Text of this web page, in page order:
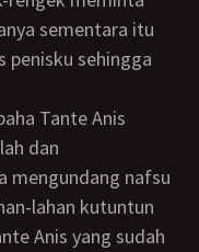
sementara itu
penisku sehingga
dan
mengundang nafsu
lahan kutuntun
Anis yang sudah